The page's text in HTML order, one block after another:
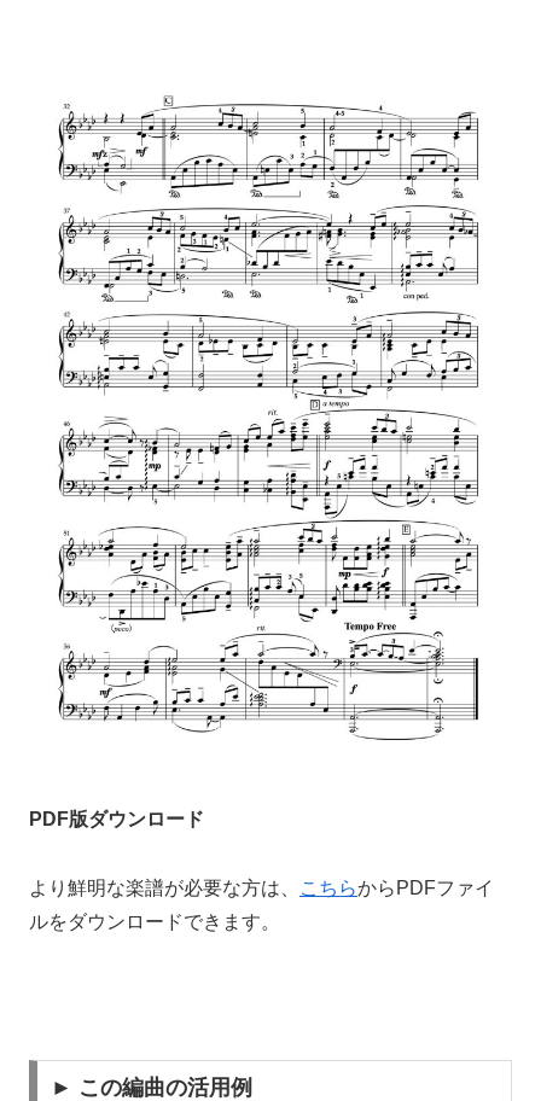
PDF版ダウンロード
より鮮明な楽譜が必要な方は、 こちらからPDFファイ
ルをダウンロードできます。
► この編曲の活用例